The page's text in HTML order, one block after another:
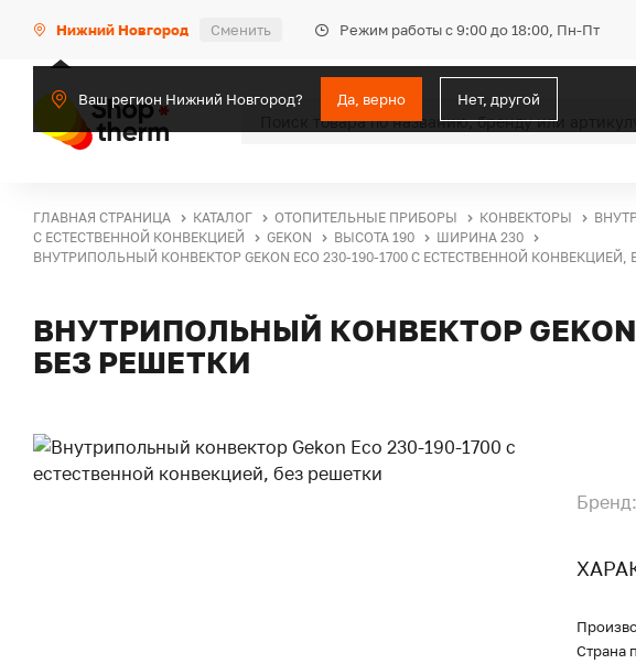
Нижний Новгород Сменить Режим работы с 9:00 до 18:00, Пн-Пт
Ваш регион Нижний Новгород? Да, верно Нет, другой
ГЛАВНАЯ СТРАНИЦА КАТАЛОГ ОТОПИТЕЛЬНЫЕ ПРИБОРЫ КОНВЕКТОРЫ
С ЕСТЕСТВЕННОЙ КОНВЕКЦИЕЙ
GEKON ВЫСОТА 190
ШИРИНА 230
ВНУТРИПОЛЬНЫЙ КОНВЕКТОР GEKON ECO 230-190-1700 С ЕСТЕСТВЕННОЙ КОНВЕКЦИЕЙ,
ВНУТРИПОЛЬНЫЙ КОНВЕКТОР
БЕЗ РЕШЕТКИ
Бренд:
Страна